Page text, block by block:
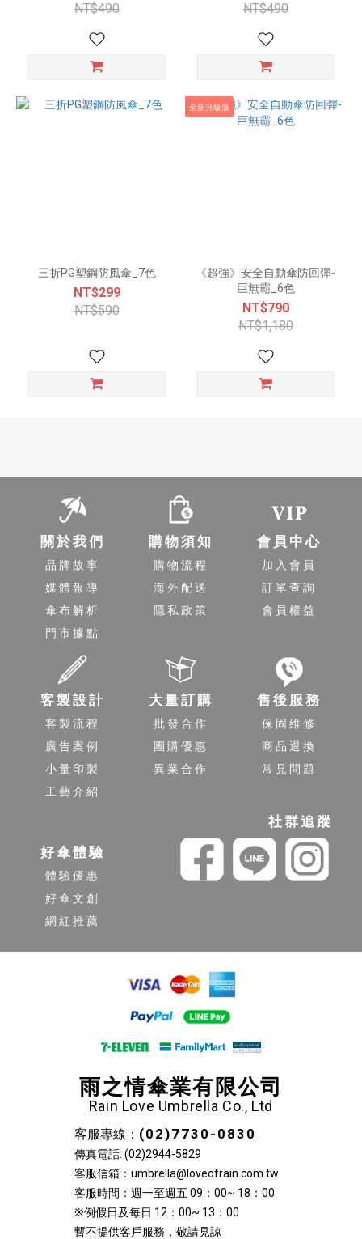
NT$490
NT$490
三折PG塑鋼防風傘_7色
NT$299
NT$590
全新升級版
《超強》安全自動傘防回彈-
巨無霸_6色
NT$790
NT$1,180
關於我們
品牌故事
媒體報導
傘布解析
門市據點
購物須知
購物流程
海外配送
隱私政策
會員中心
加入會員
訂單查詢
會員權益
客製設計
客製流程
廣告案例
小量印製
工藝介紹
大量訂購
批發合作
團購優惠
異業合作
售後服務
保固維修
商品退換
常見問題
好傘體驗
體驗優惠
好傘文創
網紅推薦
社群追蹤
雨之情傘業有限公司
Rain Love Umbrella Co., Ltd
客服專線： (02)7730-0830
傳真電話: (02)2944-5829
客服信箱：umbrella@loveofrain.com.tw
客服時間：週一至週五 09：00~ 18：00
※例假日及每日 12：00~ 13：00
暫不提供客戶服務，敬請見諒